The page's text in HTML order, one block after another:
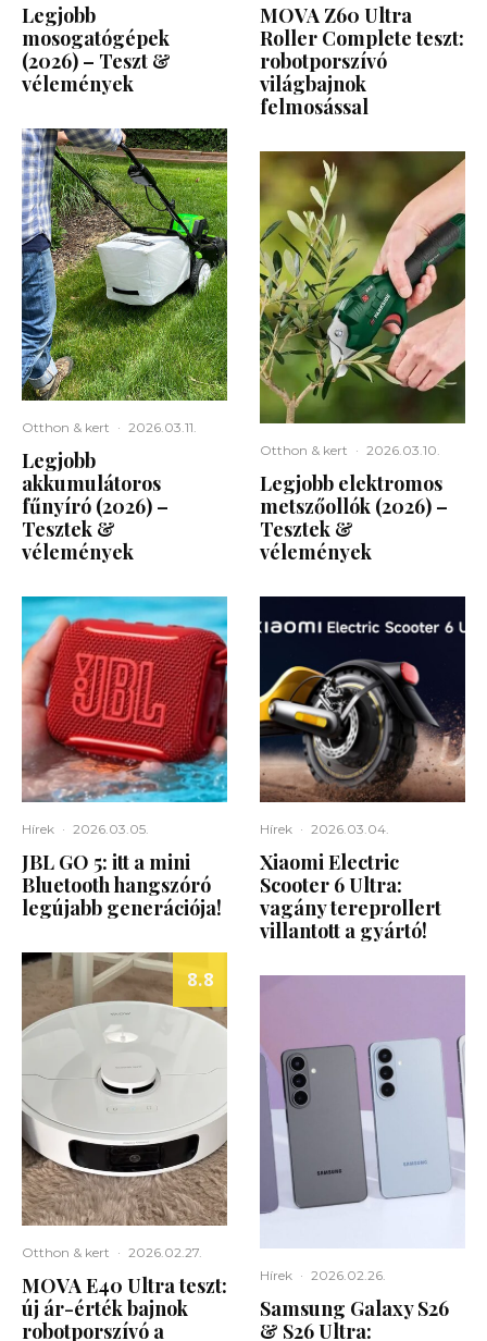
Legjobb
mosogatógépek
(2026) – Teszt &
vélemények
Otthon & kert · 2026.03.11.
Legjobb
akkumulátoros
fűnyíró (2026) –
Tesztek &
vélemények
Hírek · 2026.03.05.
JBL GO 5: itt a mini
Bluetooth hangszóró
legújabb generációja!
8.8
Otthon & kert · 2026.02.27.
MOVA E40 Ultra teszt:
új ár-érték bajnok
robotporszívó a
MOVA Z60 Ultra
Roller Complete teszt:
robotporszívó
világbajnok
felmosással
Otthon & kert · 2026.03.10.
Legjobb elektromos
metszőollók (2026) –
Tesztek &
vélemények
Hírek · 2026.03.04.
Xiaomi Electric
Scooter 6 Ultra:
vagány tereprollert
villantott a gyártó!
Hírek · 2026.02.26.
Samsung Galaxy S26
& S26 Ultra: